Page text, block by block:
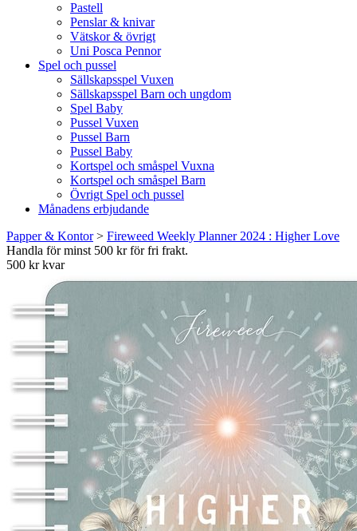
Pastell
Penslar & knivar
Vätskor & övrigt
Uni Posca Pennor
Spel och pussel
Sällskapsspel Vuxen
Sällskapsspel Barn och ungdom
Spel Baby
Pussel Vuxen
Pussel Barn
Pussel Baby
Kortspel och småspel Vuxna
Kortspel och småspel Barn
Övrigt Spel och pussel
Månadens erbjudande
Papper & Kontor> Fireweed Weekly Planner 2024 : Higher Love
Handla för minst 500 kr för fri frakt.
500 kr kvar